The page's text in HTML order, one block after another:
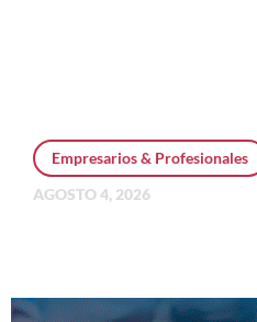
Empresarios & Profesionales
AGOSTO 4, 2026